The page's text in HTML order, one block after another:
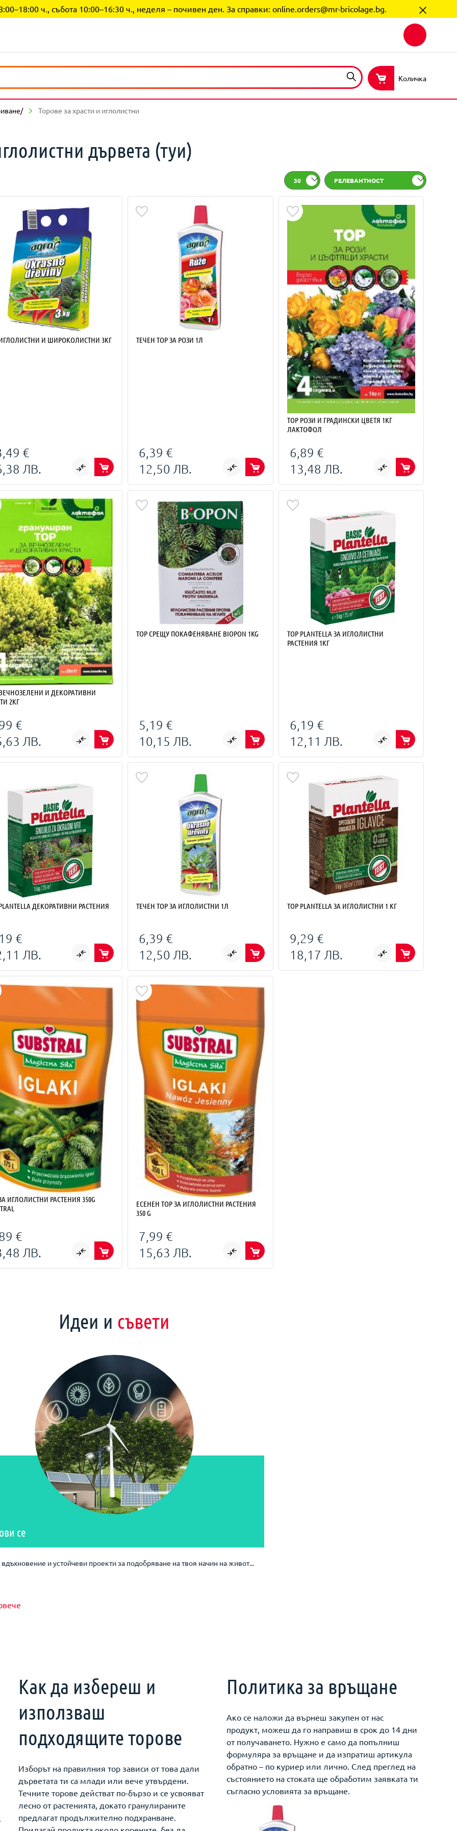
ч., събота 10:00–16:30 ч., неделя – почивен ден. За справки: online.orders@mr-bricolage.bg.
Количка
Торове за храсти и иглолистни
дървета (туи)
30 РЕЛЕВАНТНОСТ
И ШИРОКОЛИСТНИ 3КГ
€
ЛВ.
ТЕЧЕН ТОР ЗА РОЗИ 1Л
6,39 €
12,50 ЛВ.
ТОР РОЗИ И ГРАДИНСКИ ЦВЕТЯ 1КГ
ЛАКТОФОЛ
6,89 €
13,48 ЛВ.
И ДЕКОРАТИВНИ
2КГ
€
ЛВ.
ТОР СРЕЩУ ПОКАФЕНЯВАНЕ BIOPON 1KG
5,19 €
10,15 ЛВ.
ТОР PLANTELLA ЗА ИГЛОЛИСТНИ
РАСТЕНИЯ 1КГ
6,19 €
12,11 ЛВ.
ДЕКОРАТИВНИ РАСТЕНИЯ
€
ЛВ.
ТЕЧЕН ТОР ЗА ИГЛОЛИСТНИ 1Л
6,39 €
12,50 ЛВ.
ТОР PLANTELLA ЗА ИГЛОЛИСТНИ 1 КГ
9,29 €
18,17 ЛВ.
ИГЛОЛИСТНИ РАСТЕНИЯ 350G
€
ЛВ.
ЕСЕНЕН ТОР ЗА ИГЛОЛИСТНИ РАСТЕНИЯ
350 G
7,99 €
15,63 ЛВ.
Идеи и съвети
се
и устойчеви проекти за подобряване на твоя начин на живот...
Как да избереш и
използваш
подходящите торове
Изборът на правилния тор зависи от това дали
дърветата ти са млади или вече утвърдени.
Течните торове действат по-бързо и се усвояват
лесно от растенията, докато гранулираните
предлагат продължително подхранване.
Политика за връщане
Ако се наложи да върнеш закупен от нас
продукт, можеш да го направиш в срок до 14 дни
от получаването. Нужно е само да попълниш
формуляра за връщане и да изпратиш артикула
обратно – по куриер или лично. След преглед на
състоянието на стоката ще обработим заявката ти
съгласно условията за връщане.